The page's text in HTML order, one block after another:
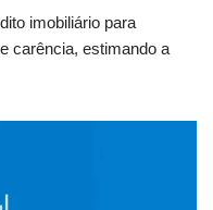
imobiliário para
carência, estimando a